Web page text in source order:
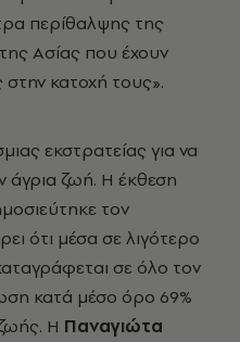
περίθαλψης της
Ασίας που έχουν
κατοχή τους».
εκστρατείας για να
άγρια ζωή. Η έκθεση
τον
ότι μέσα σε λιγότερο
σε όλο τον
κατά μέσο όρο 69%
Η Παναγιώτα